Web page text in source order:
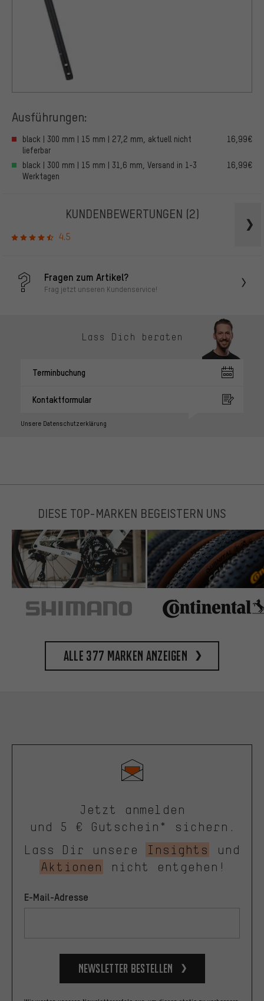
Ausführungen:
black | 300 mm | 15 mm | 27,2 mm, aktuell nicht
lieferbar
16,99€
black | 300 mm | 15 mm | 31,6 mm, Versand in 1-3
Werktagen
16,99€
KUNDENBEWERTUNGEN (2)
4.5
Fragen zum Artikel?
Frag jetzt unseren Kundenservice!
Lass Dich beraten
Terminbuchung
Kontaktformular
Unsere Datenschutzerklärung
DIESE TOP-MARKEN BEGEISTERN UNS
Alle 377 Marken anzeigen
Jetzt anmelden
und 5 € Gutschein* sichern.
Lass Dir unsere
Insights
und
Aktionen
nicht entgehen!
E-Mail-Adresse
Newsletter bestellen